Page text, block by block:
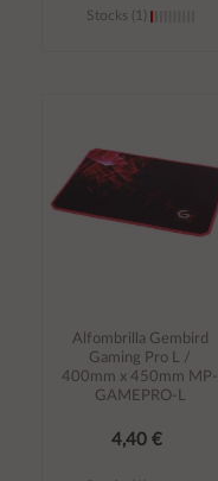
Stocks (1)
Alfombrilla Gembird
Gaming Pro L /
400mm x 450mm MP-
GAMEPRO-L
4,40 €